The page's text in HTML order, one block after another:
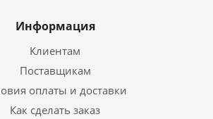
Информация
Клиентам
Поставщикам
оплаты и доставки
Как сделать заказ